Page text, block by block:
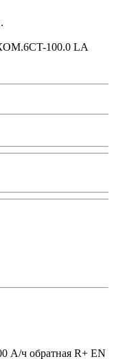
100.0 LA
А/ч обратная R+ EN